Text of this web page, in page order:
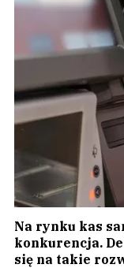
Na rynku kas
konkurencja.
się na takie